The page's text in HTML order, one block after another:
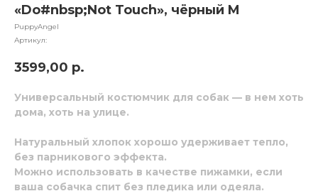
«Do#nbsp;Not Touch», чёрный M
PuppyAngel
Артикул:
3599,00 р.
Универсальный костюмчик для собак — в нем хоть
дома, хоть на улице.
Натуральный хлопок хорошо удерживает тепло,
без парникового эффекта.
Можно использовать в качестве пижамки, если
ваша собачка спит без пледика или одеяла.